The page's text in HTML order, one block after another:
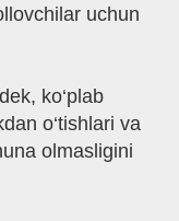
uchun
ko‘plab
o‘tishlari va
olmasligini